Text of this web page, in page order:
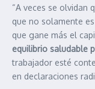
“A veces se olvidan
que no solamente
que gane más el
equilibrio saludable
trabajador esté
en declaraciones